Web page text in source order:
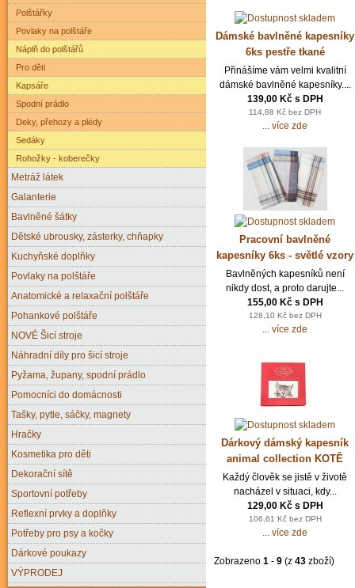
Dámské bavlněné kapesníky
6ks pestře tkané
Přinášíme vám velmi kvalitní
dámské bavlněné kapesníky....
139,00 Kč s DPH
114,88 Kč bez DPH
... více zde
Pracovní bavlněné
kapesníky 6ks - světlé vzory
Bavlněných kapesníků není
nikdy dost, a proto darujte...
155,00 Kč s DPH
128,10 Kč bez DPH
... více zde
Dárkový dámský kapesník
animal collection KOTĚ
Každý člověk se jistě v životě
nacházel v situaci, kdy...
129,00 Kč s DPH
106,61 Kč bez DPH
... více zde
Zobrazeno 1 - 9 (z 43 zboží)
Polštářky
Povlaky na polštáře
Náplň do polštářů
Pro děti
Kapsáře
Spodní prádlo
Deky, přehozy a plédy
Sedáky
Rohožky - koberečky
Metráž látek
Galanterie
Bavlněné šátky
Dětské ubrousky, zásterky, chňapky
Kuchyňské doplňky
Povlaky na polštáře
Anatomické a relaxační polštáře
Pohankové polštáře
NOVÉ Šicí stroje
Náhradní díly pro šicí stroje
Pyžama, župany, spodní prádlo
Pomocníci do domácnosti
Tašky, pytle, sáčky, magnety
Hračky
Kosmetika pro děti
Dekorační sítě
Sportovní potřeby
Reflexní prvky a doplňky
Potřeby pro psy a kočky
Dárkové poukazy
VÝPRODEJ